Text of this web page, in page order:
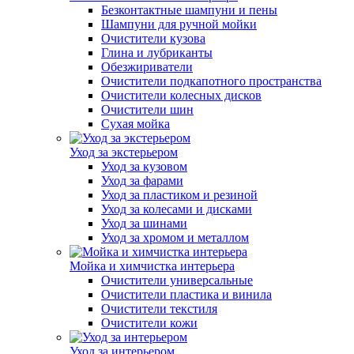
Безконтактные шампуни и пены
Шампуни для ручной мойки
Очистители кузова
Глина и лубриканты
Обезжириватели
Очистители подкапотного пространства
Очистители колесных дисков
Очистители шин
Сухая мойка
Уход за экстерьером
Уход за кузовом
Уход за фарами
Уход за пластиком и резиной
Уход за колесами и дисками
Уход за шинами
Уход за хромом и металлом
Мойка и химчистка интерьера
Очистители универсальные
Очистители пластика и винила
Очистители текстиля
Очистители кожи
Уход за интерьером